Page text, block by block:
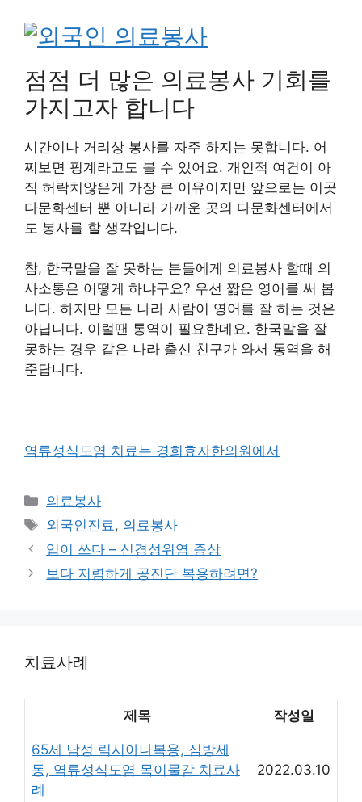
점점 더 많은 의료봉사 기회를
가지고자 합니다
시간이나 거리상 봉사를 자주 하지는 못합니다. 어
찌보면 핑계라고도 볼 수 있어요. 개인적 여건이 아
직 허락치않은게 가장 큰 이유이지만 앞으로는 이곳
다문화센터 뿐 아니라 가까운 곳의 다문화센터에서
도 봉사를 할 생각입니다.
참, 한국말을 잘 못하는 분들에게 의료봉사 할때 의
사소통은 어떻게 하냐구요? 우선 짧은 영어를 써 봅
니다. 하지만 모든 나라 사람이 영어를 잘 하는 것은
아닙니다. 이럴땐 통역이 필요한데요. 한국말을 잘
못하는 경우 같은 나라 출신 친구가 와서 통역을 해
준답니다.
역류성식도염 치료는 경희효자한의원에서
카
테
리
의료봉사
태
그
외국인진료, 의료봉사
입이 쓰다 – 신경성위염 증상
보다 저렴하게 공진단 복용하려면?
치료사례
제목 작성일
65세 남성 릭시아나복용, 심방세
동, 역류성식도염 목이물감 치료사
례
2022.03.10